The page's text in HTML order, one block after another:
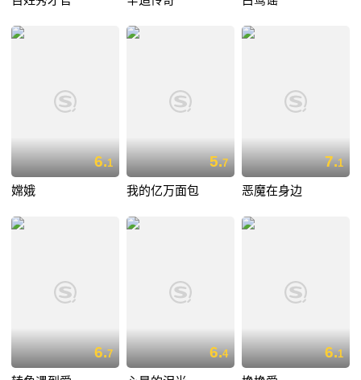
6.1
嫦娥
5.7
我的亿万面包
7.1
恶魔在身边
6.7 6.4 6.1